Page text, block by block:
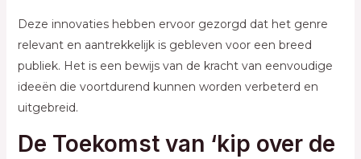
Deze innovaties hebben ervoor gezorgd dat het genre
relevant en aantrekkelijk is gebleven voor een breed
publiek. Het is een bewijs van de kracht van eenvoudige
ideeën die voortdurend kunnen worden verbeterd en
uitgebreid.
De Toekomst van ‘kip over de